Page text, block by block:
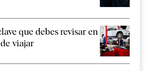
que debes revisar en
viajar